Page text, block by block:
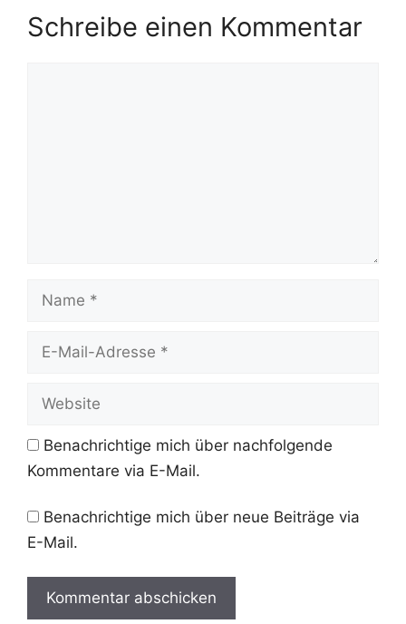
Schreibe einen Kommentar
Name
Website
Benachrichtige mich über nachfolgende
Kommentare via E-Mail.
Benachrichtige mich über neue Beiträge via
E-Mail.